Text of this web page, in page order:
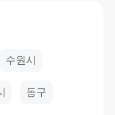
수원시
동구